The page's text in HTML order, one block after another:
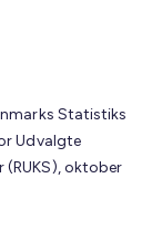
Statistiks
Udvalgte
(RUKS), oktober